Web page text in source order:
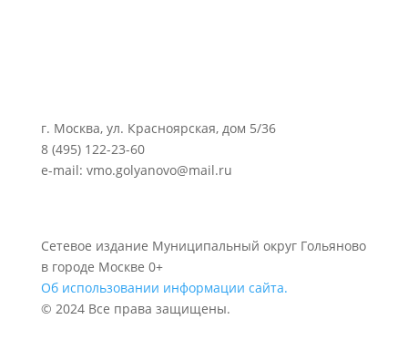
г. Москва, ул. Красноярская, дом 5/36
8 (495) 122-23-60
e-mail: vmo.golyanovo@mail.ru
Сетевое издание Муниципальный округ Гольяново
в городе Москве 0+
Об использовании информации сайта.
© 2024 Все права защищены.